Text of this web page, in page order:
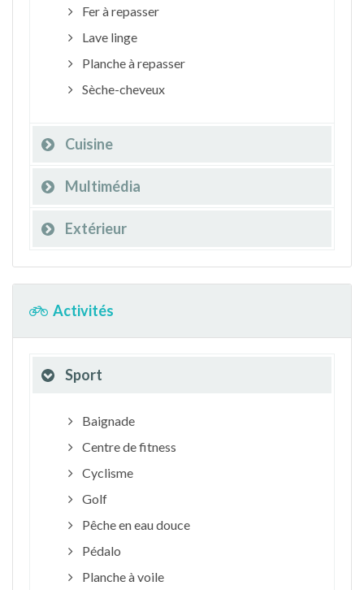
Fer à repasser
Lave linge
Planche à repasser
Sèche-cheveux
Cuisine
Multimédia
Extérieur
Activités
Sport
Baignade
Centre de fitness
Cyclisme
Golf
Pêche en eau douce
Pédalo
Planche à voile